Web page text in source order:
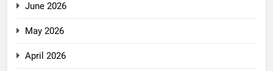
June 2026
May 2026
April 2026